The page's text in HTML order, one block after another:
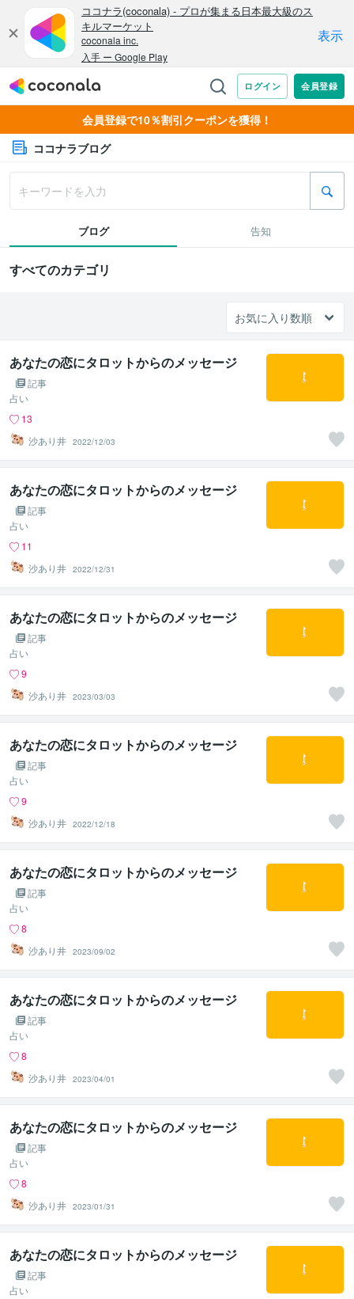
会員登録で10％割引クーポンを獲得！
ココナラブログ
ブログ 告知
すべてのカテゴリ
あなたの恋にタロットからのメッセージ
記事
占い
13
沙あり井 2022/12/03
あなたの恋にタロットからのメッセージ
記事
占い
11
沙あり井 2022/12/31
あなたの恋にタロットからのメッセージ
記事
占い
9
沙あり井 2023/03/03
あなたの恋にタロットからのメッセージ
記事
占い
9
沙あり井 2022/12/18
あなたの恋にタロットからのメッセージ
記事
占い
8
沙あり井 2023/09/02
あなたの恋にタロットからのメッセージ
記事
占い
8
沙あり井 2023/04/01
あなたの恋にタロットからのメッセージ
記事
占い
8
沙あり井 2023/01/31
あなたの恋にタロットからのメッセージ
記事
占い